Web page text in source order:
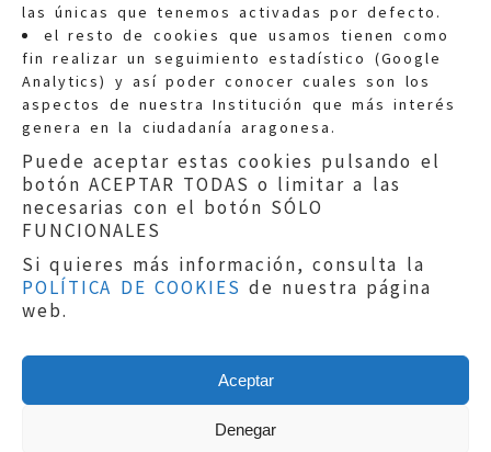
las únicas que tenemos activadas por defecto.
el resto de cookies que usamos tienen como
fin realizar un seguimiento estadístico (Google
Analytics) y así poder conocer cuales son los
aspectos de nuestra Institución que más interés
genera en la ciudadanía aragonesa.
Puede aceptar estas cookies pulsando el
botón ACEPTAR TODAS o limitar a las
necesarias con el botón SÓLO
FUNCIONALES
Si quieres más información, consulta la
POLÍTICA DE COOKIES de nuestra página
web.
Aceptar
Denegar
Quejas:quejas@eljusticiadearagon.es
Información general:
informacion@eljusticiadearagon.es
Teléfonos:900 210 210/
Aviso legal|Política de privacidad|
Protección de Datos
Política de cookies
Copyright © 2019El Justicia de Aragón|
Sephor Consulting